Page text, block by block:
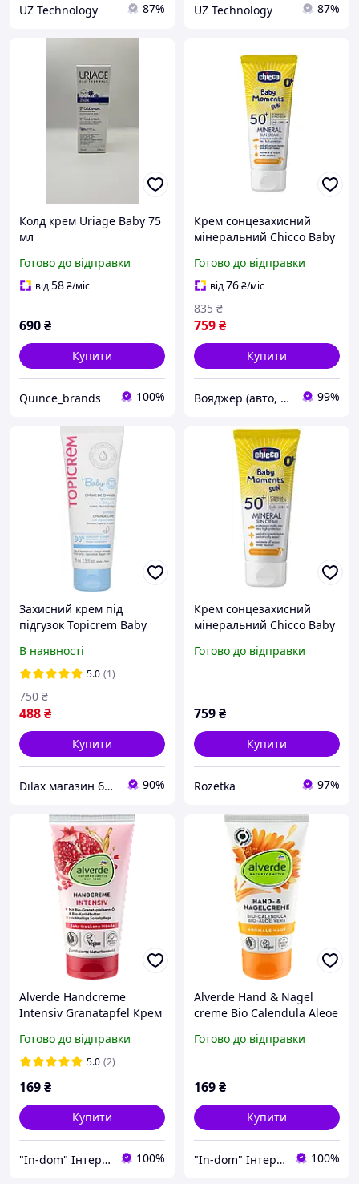
UZ Technology 87% UZ Technology 87%
Колд крем Uriage Baby 75
мл
Готово до відправки
від58₴/міс
690₴
Купити
Quince_brands 100%
Крем сонцезахисний
мінеральний Chicco Baby
мл [n-1125]
Готово до відправки
від76₴/міс
759₴
835 ₴
Купити
Вояджер (авто, туризм, спорт) 99%
Захисний крем під
підгузок Topicrem Baby
Cream 75 мл
(3700281705300)
В наявності
5.0 (1)
488₴
750 ₴
Купити
Dilax магазин брендових дитячих іграшок та товарів для батьків. 90%
Крем сонцезахисний
мінеральний Chicco Baby
мл (8058664155637)
Готово до відправки
759₴
Купити
Rozetka 97%
Alverde Handcreme
Intensiv Granatapfel Крем
екстрактом граната 75 мл
Готово до відправки
5.0 (2)
169₴
Купити
"In-dom" Інтернет магазин товарів для дому у Інни 100%
Alverde Hand & Nagel
creme Bio Calendula Aleoe
з календулою і алое вера
Готово до відправки
169₴
Купити
"In-dom" Інтернет магазин товарів для дому у Інни 100%